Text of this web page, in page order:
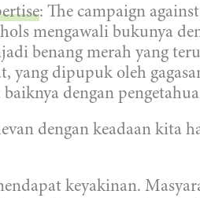
: The campaign
mengawali bukunya
benang merah yang
yang dipupuk oleh
dengan
dengan keadaan kita
keyakinan.